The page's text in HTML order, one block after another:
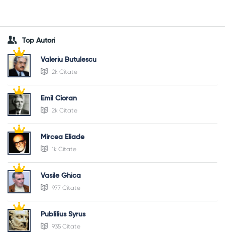
Top Autori
Valeriu Butulescu
2k Citate
Emil Cioran
2k Citate
Mircea Eliade
1k Citate
Vasile Ghica
977 Citate
Publilius Syrus
935 Citate